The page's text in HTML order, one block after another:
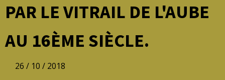
PAR LE VITRAIL DE L'AUBE
AU 16ÈME SIÈCLE.
26 / 10 / 2018